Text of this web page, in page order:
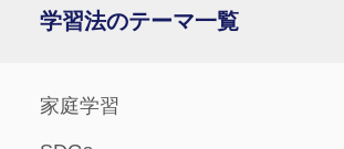
学習法のテーマ一覧
家庭学習